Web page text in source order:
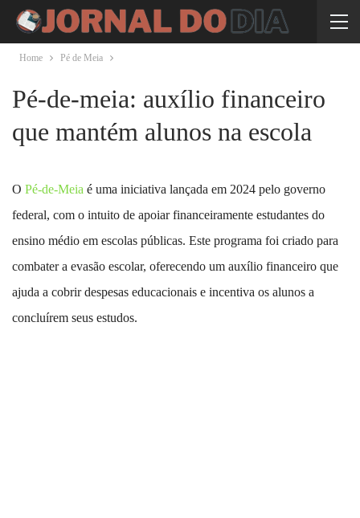
Home Pé de Meia
Pé-de-meia: auxílio financeiro
que mantém alunos na escola
O Pé-de-Meia é uma iniciativa lançada em 2024 pelo governo
federal, com o intuito de apoiar financeiramente estudantes do
ensino médio em escolas públicas. Este programa foi criado para
combater a evasão escolar, oferecendo um auxílio financeiro que
ajuda a cobrir despesas educacionais e incentiva os alunos a
concluírem seus estudos.